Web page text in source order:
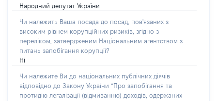
Народний депутат України
Чи належить Ваша посада до посад, пов'язаних з
високим рівнем корупційних ризиків, згідно з
переліком, затвердженим Національним агентством з
питань запобігання корупції?
Ні
Чи належите Ви до національних публічних діячів
відповідно до Закону України “Про запобігання та
протидію легалізації (відмиванню) доходів, одержаних